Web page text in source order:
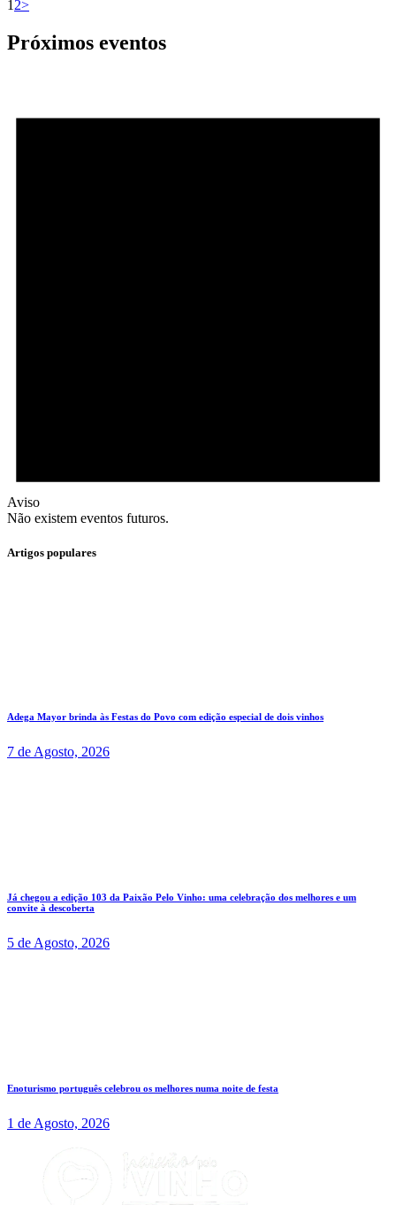
Paginação
dos
conteúdos
Page
1 Page
2>
Próximos eventos
Aviso
Não existem eventos futuros.
Artigos populares
Adega Mayor brinda às Festas do Povo com edição especial de dois vinhos
7 de Agosto, 2026
Já chegou a edição 103 da Paixão Pelo Vinho: uma celebração dos melhores e um
convite à descoberta
5 de Agosto, 2026
Enoturismo português celebrou os melhores numa noite de festa
1 de Agosto, 2026